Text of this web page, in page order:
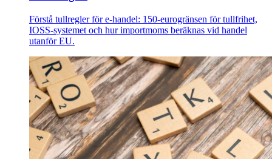
Förstå tullregler för e-handel: 150-eurogränsen för tullfrihet,
IOSS-systemet och hur importmoms beräknas vid handel
utanför EU.